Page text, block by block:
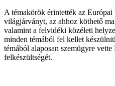
A témakörök érintették az
világjárványt, az ahhoz köthető
valamint a felvidéki közéleti
minden témából fel kellet
témából alaposan szemügyre
felkészültségét.